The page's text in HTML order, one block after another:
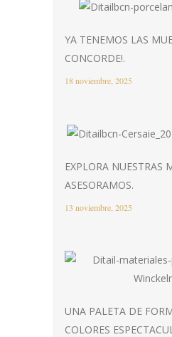
YA TENEMOS LAS
CONCORDE!.
18 noviembre, 2025
EXPLORA NUESTRAS
ASESORAMOS.
13 noviembre, 2025
UNA PALETA DE
COLORES